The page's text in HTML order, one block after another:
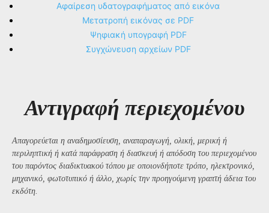
Αφαίρεση υδατογραφήματος από εικόνα
Μετατροπή εικόνας σε PDF
Ψηφιακή υπογραφή PDF
Συγχώνευση αρχείων PDF
Αντιγραφή περιεχομένου
Απαγορεύεται η αναδημοσίευση, αναπαραγωγή, ολική, μερική ή
περιληπτική ή κατά παράφραση ή διασκευή ή απόδοση του περιεχομένου
του παρόντος διαδικτυακού τόπου με οποιονδήποτε τρόπο, ηλεκτρονικό,
μηχανικό, φωτοτυπικό ή άλλο, χωρίς την προηγούμενη γραπτή άδεια του
εκδότη.